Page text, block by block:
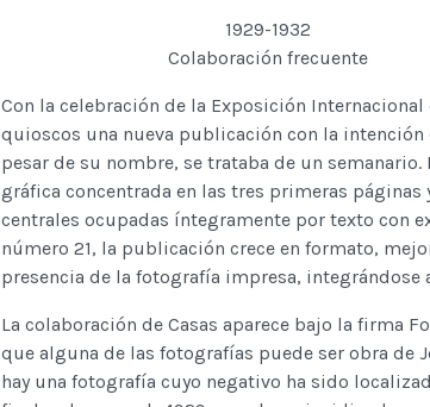
1929-1932
Colaboración frecuente
Con la celebración de la Exposición Internacional
quioscos una nueva publicación con la
pesar de su nombre, se trataba de un
gráfica concentrada en las tres primeras
centrales ocupadas íntegramente por texto con
número 21, la publicación crece en formato,
presencia de la fotografía impresa, integrándose
La colaboración de Casas aparece bajo la firma
que alguna de las fotografías puede ser obra de
hay una fotografía cuyo negativo ha sido